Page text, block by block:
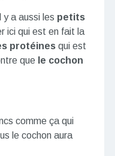
y a aussi les petits
ici qui est en fait la
protéinesqui est
que le cochon
comme ça qui
le cochon aura